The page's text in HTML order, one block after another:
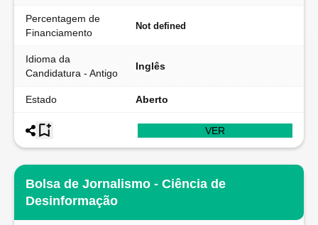
Percentagem de
Financiamento
Not defined
Idioma da
Candidatura - Antigo
Inglês
Estado Aberto
VER
Bolsa de Jornalismo - Ciência de
Desinformação